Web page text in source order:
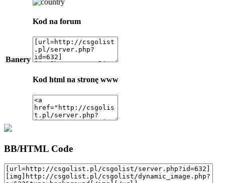
Banery
Kod na forum
Kod html na stronę www
BB/HTML Code